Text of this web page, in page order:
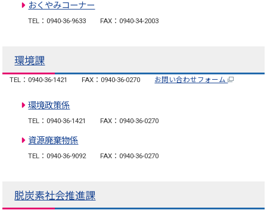
おくやみコーナー
TEL：0940-36-9633 FAX：0940-34-2003
環境課
TEL：0940-36-1421 FAX：0940-36-0270 お問い合わせフォーム
環境政策係
TEL：0940-36-1421 FAX：0940-36-0270
資源廃棄物係
TEL：0940-36-9092 FAX：0940-36-0270
脱炭素社会推進課